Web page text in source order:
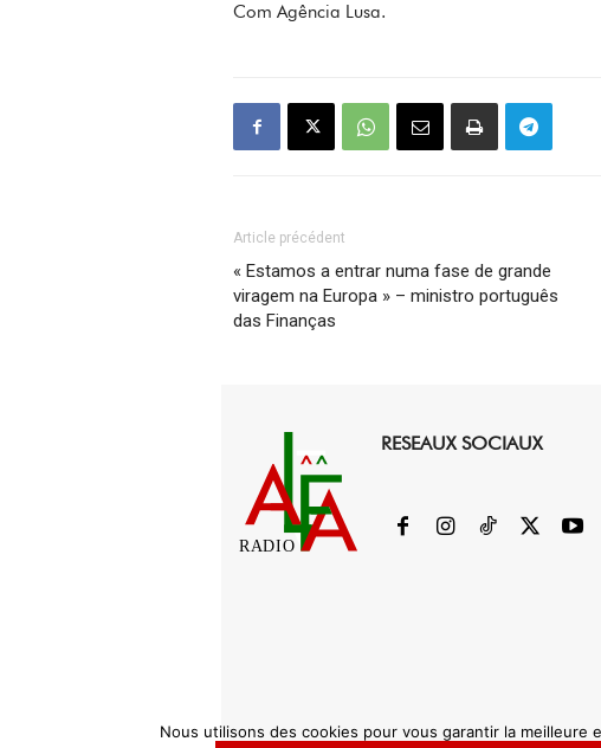
Com Agência Lusa.
Article précédent
« Estamos a entrar numa fase de grande
viragem na Europa » – ministro português
das Finanças
RADIO
RESEAUX SOCIAUX
Nous utilisons des cookies pour vous garantir la